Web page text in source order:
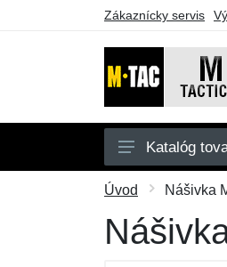
Zákaznícky servis
Pánske
Dámske
Katalóg
Úvod Nášivka